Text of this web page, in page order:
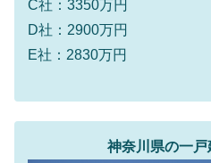
C社：3350万円
D社：2900万円
E社：2830万円
神奈川県の一